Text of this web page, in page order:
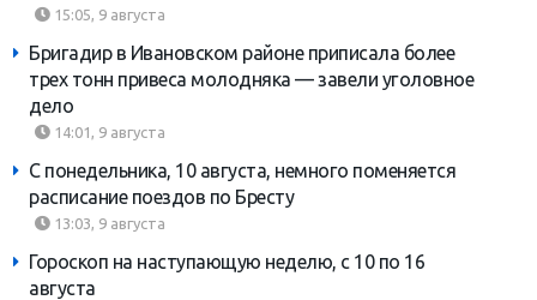
15:05, 9 августа
Бригадир в Ивановском районе приписала более
трех тонн привеса молодняка — завели уголовное
дело
14:01, 9 августа
С понедельника, 10 августа, немного поменяется
расписание поездов по Бресту
13:03, 9 августа
Гороскоп на наступающую неделю, с 10 по 16
августа